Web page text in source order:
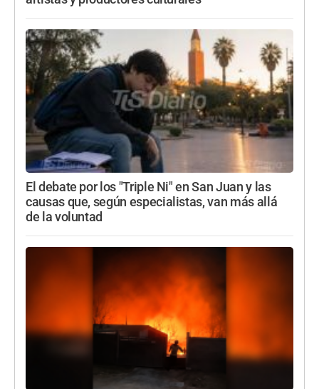
El debate por los "Triple Ni" en San Juan y las
causas que, según especialistas, van más allá
de la voluntad